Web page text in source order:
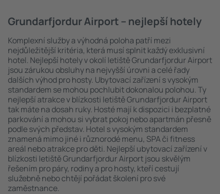
Grundarfjordur Airport – nejlepší hotely
Komplexní služby a výhodná poloha patří mezi
nejdůležitější kritéria, která musí splnit každý exklusivní
hotel. Nejlepší hotely v okolí letiště Grundarfjordur Airport
jsou zárukou obsluhy na nejvyšší úrovni a celé řady
dalších výhod pro hosty. Ubytovací zařízení s vysokým
standardem se mohou pochlubit dokonalou polohou. Ty
nejlepší atrakce v blízkosti letiště Grundarfjordur Airport
tak máte na dosah ruky. Hosté mají k dispozici i bezplatné
parkování a mohou si vybrat pokoj nebo apartmán přesně
podle svých představ. Hotel s vysokým standardem
znamená mimo jiné i různorodé menu, SPA či fitness
areál nebo atrakce pro děti. Nejlepší ubytovací zařízení v
blízkosti letiště Grundarfjordur Airport jsou skvělým
řešením pro páry, rodiny a pro hosty, kteří cestují
služebně nebo chtějí pořádat školení pro své
zaměstnance.